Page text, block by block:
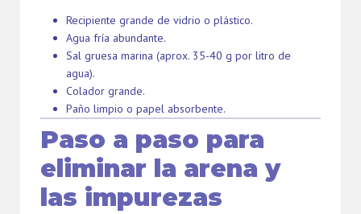
Recipiente grande de vidrio o plástico.
Agua fría abundante.
Sal gruesa marina (aprox. 35-40 g por litro de
agua).
Colador grande.
Paño limpio o papel absorbente.
Paso a paso para
eliminar la arena y
las impurezas